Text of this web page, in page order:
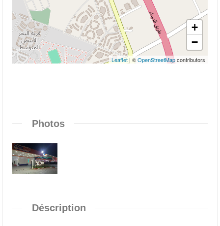
+
−
Leaflet| ©OpenStreetMapcontributors
Photos
Déscription